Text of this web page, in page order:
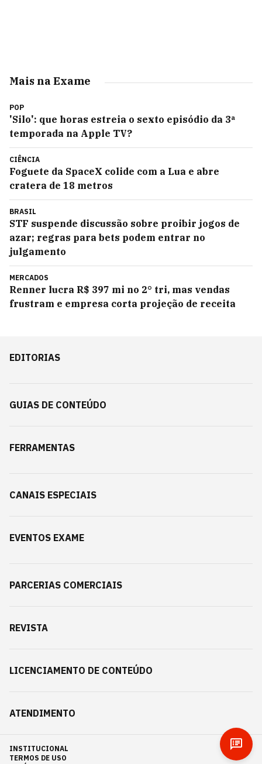
Mais na Exame
POP
'Silo': que horas estreia o sexto episódio da 3ª
temporada na Apple TV?
CIÊNCIA
Foguete da SpaceX colide com a Lua e abre
cratera de 18 metros
BRASIL
STF suspende discussão sobre proibir jogos de
azar; regras para bets podem entrar no
julgamento
MERCADOS
Renner lucra R$ 397 mi no 2° tri, mas vendas
frustram e empresa corta projeção de receita
EDITORIAS
GUIAS DE CONTEÚDO
FERRAMENTAS
CANAIS ESPECIAIS
EVENTOS EXAME
PARCERIAS COMERCIAIS
REVISTA
LICENCIAMENTO DE CONTEÚDO
ATENDIMENTO
INSTITUCIONAL
TERMOS DE USO